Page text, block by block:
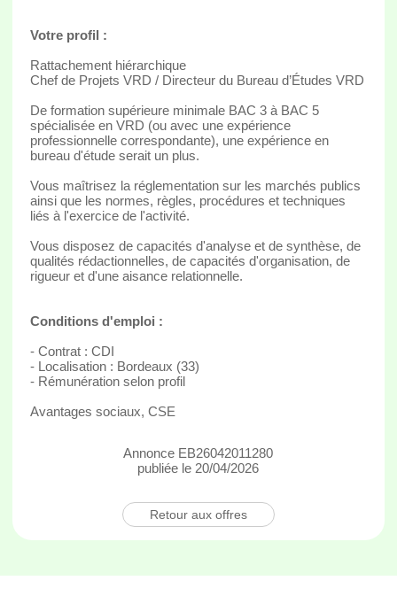
Votre profil :
Rattachement hiérarchique
Chef de Projets VRD / Directeur du Bureau d’Études VRD
De formation supérieure minimale BAC 3 à BAC 5
spécialisée en VRD (ou avec une expérience
professionnelle correspondante), une expérience en
bureau d'étude serait un plus.
Vous maîtrisez la réglementation sur les marchés publics
ainsi que les normes, règles, procédures et techniques
liés à l'exercice de l'activité.
Vous disposez de capacités d'analyse et de synthèse, de
qualités rédactionnelles, de capacités d'organisation, de
rigueur et d'une aisance relationnelle.
Conditions d'emploi :
- Contrat : CDI
- Localisation : Bordeaux (33)
- Rémunération selon profil
Avantages sociaux, CSE
Annonce EB26042011280
publiée le 20/04/2026
Retour aux offres